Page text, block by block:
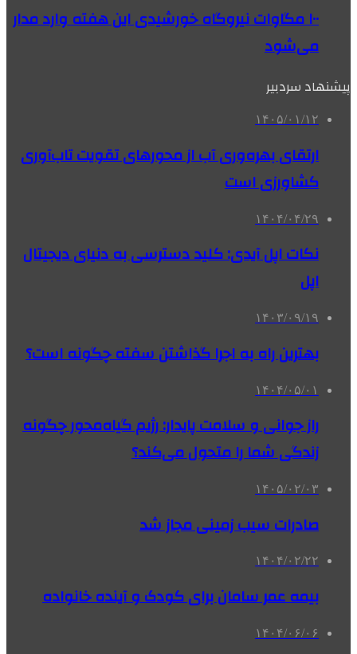
۱۰۰ مگاوات نیروگاه‌ خورشیدی این هفته وارد مدار
می‌شود
پیشنهاد سردبیر
۱۴۰۵/۰۱/۱۲
ارتقای بهره‌وری آب از محورهای تقویت تاب‌آوری
کشاورزی است
۱۴۰۴/۰۴/۲۹
نکات اپل آیدی: کلید دسترسی به دنیای دیجیتال
اپل
۱۴۰۳/۰۹/۱۹
بهترین راه به اجرا گذاشتن سفته چگونه است؟
۱۴۰۴/۰۵/۰۱
راز جوانی و سلامت پایدار: رژیم گیاه‌محور چگونه
زندگی شما را متحول می‌کند؟
۱۴۰۵/۰۲/۰۳
صادرات سیب زمینی مجاز شد
۱۴۰۴/۰۲/۲۲
بیمه عمر سامان برای کودک و آینده خانواده
۱۴۰۴/۰۶/۰۶